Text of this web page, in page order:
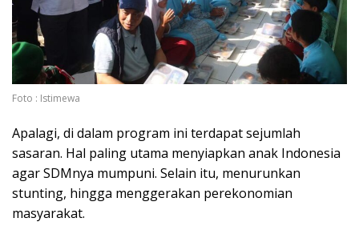
Foto : Istimewa
Apalagi, di dalam program ini terdapat sejumlah
sasaran. Hal paling utama menyiapkan anak Indonesia
agar SDMnya mumpuni. Selain itu, menurunkan
stunting, hingga menggerakan perekonomian
masyarakat.